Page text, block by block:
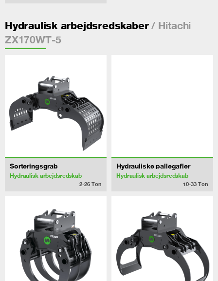
Hydraulisk arbejdsredskaber/ Hitachi
ZX170WT-5
Sorteringsgrab
Hydraulisk arbejdsredskab
2-26 Ton
Hydrauliske pallegafler
Hydraulisk arbejdsredskab
10-33 Ton